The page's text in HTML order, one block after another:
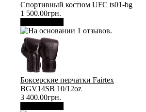
Спортивный костюм UFC ts01-bg
1 500.00грн.
Боксерские перчатки Fairtex
BGV14SB 10/12oz
3 400.00грн.